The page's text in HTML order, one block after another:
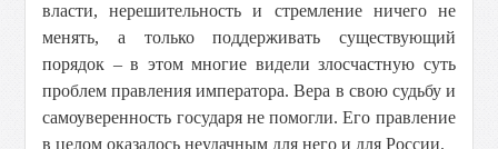
власти, нерешительность и стремление ничего не
менять, а только поддерживать существующий
порядок – в этом многие видели злосчастную суть
проблем правления императора. Вера в свою судьбу и
самоуверенность государя не помогли. Его правление
в целом оказалось неудачным для него и для России.